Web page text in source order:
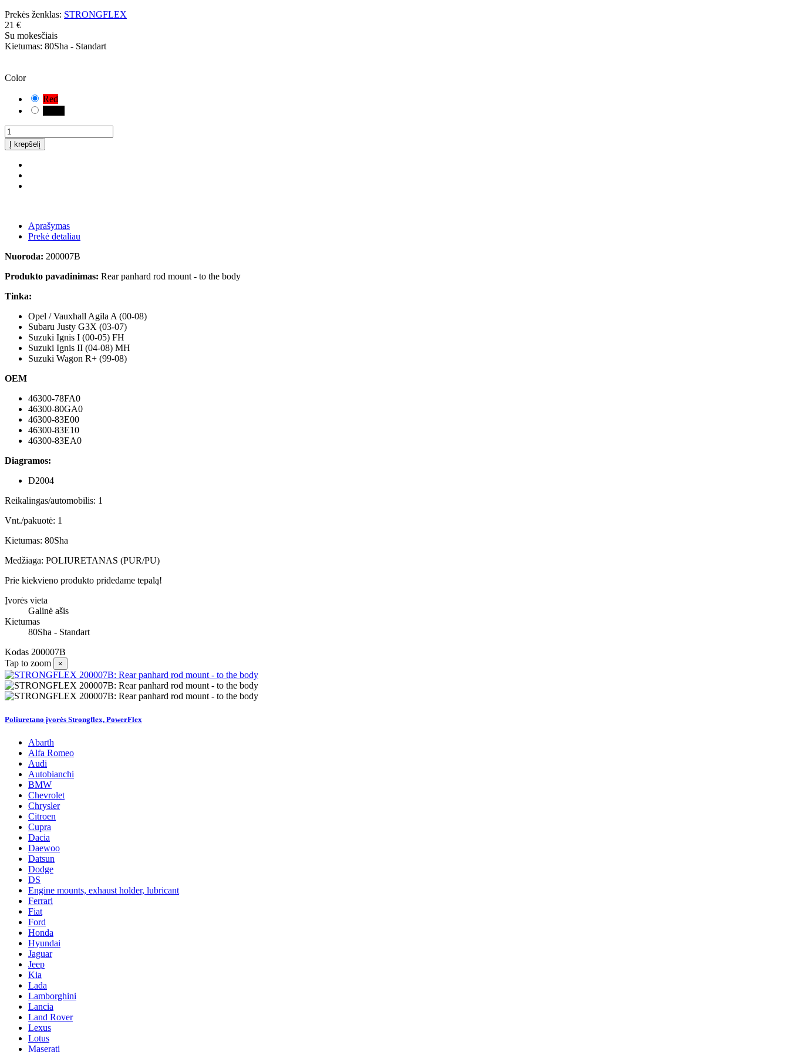
Prekės ženklas: STRONGFLEX
21 €
Su mokesčiais
Kietumas: 80Sha - Standart
Color
Red
Į krepšelį
Aprašymas
Prekė detaliau
Nuoroda: 200007B
Produkto pavadinimas: Rear panhard rod mount - to the body
Tinka:
Opel / Vauxhall Agila A (00-08)
Subaru Justy G3X (03-07)
Suzuki Ignis I (00-05) FH
Suzuki Ignis II (04-08) MH
Suzuki Wagon R+ (99-08)
OEM
46300-78FA0
46300-80GA0
46300-83E00
46300-83E10
46300-83EA0
Diagramos:
D2004
Reikalingas/automobilis: 1
Vnt./pakuotė: 1
Kietumas: 80Sha
Medžiaga: POLIURETANAS (PUR/PU)
Prie kiekvieno produkto pridedame tepalą!
Įvorės vieta
Galinė ašis
Kietumas
80Sha - Standart
Kodas 200007B
Tap to zoom
×
Poliuretano įvorės Strongflex, PowerFlex
Abarth
Alfa Romeo
Audi
Autobianchi
BMW
Chevrolet
Chrysler
Citroen
Cupra
Dacia
Daewoo
Datsun
Dodge
DS
Engine mounts, exhaust holder, lubricant
Ferrari
Fiat
Ford
Honda
Hyundai
Jaguar
Jeep
Kia
Lada
Lamborghini
Lancia
Land Rover
Lexus
Lotus
Maserati